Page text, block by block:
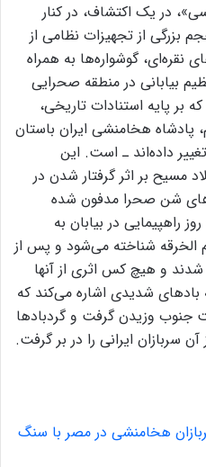
در یک اکتشاف، در کنار
بزرگی از تجهیزات نظامی از
نقره‌ای، گوشواره‌ها به همراه
بیابانی در منطقه صحرایی
پایه استنادات تاریخی،
پادشاه هخامنشی ایران باستان
داده‌اند ـ است. این
از میلاد مسیح بر اثر گرفتار شدن در
شن صحرا مدفون شده
راهپیمایی در بیابان به
الخرقه شناخته می‌شود و پس از
شدند و هیچ کس اثری از آنها
شدیدی اشاره می‌کند که
جنوب وزیدن گرفت و گردباد‌ها
ایرانی را در بر گرفت.